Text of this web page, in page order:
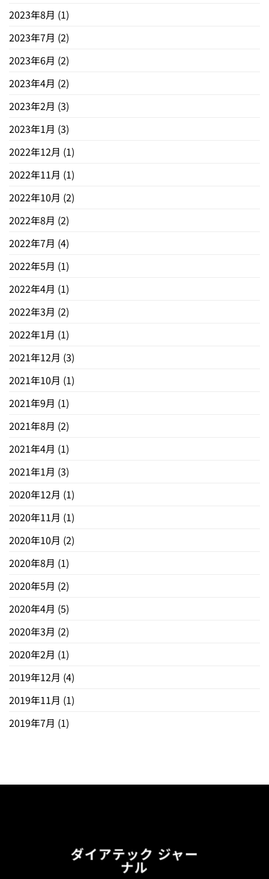
2023年8月 (1)
2023年7月 (2)
2023年6月 (2)
2023年4月 (2)
2023年2月 (3)
2023年1月 (3)
2022年12月 (1)
2022年11月 (1)
2022年10月 (2)
2022年8月 (2)
2022年7月 (4)
2022年5月 (1)
2022年4月 (1)
2022年3月 (2)
2022年1月 (1)
2021年12月 (3)
2021年10月 (1)
2021年9月 (1)
2021年8月 (2)
2021年4月 (1)
2021年1月 (3)
2020年12月 (1)
2020年11月 (1)
2020年10月 (2)
2020年8月 (1)
2020年5月 (2)
2020年4月 (5)
2020年3月 (2)
2020年2月 (1)
2019年12月 (4)
2019年11月 (1)
2019年7月 (1)
ダイアテック ジャー
ナル